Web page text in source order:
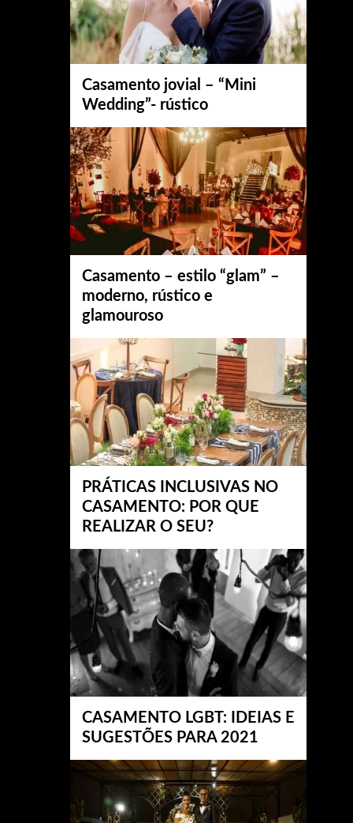
Casamento jovial – “Mini
Wedding”- rústico
Casamento – estilo “glam” –
moderno, rústico e
glamouroso
PRÁTICAS INCLUSIVAS NO
CASAMENTO: POR QUE
REALIZAR O SEU?
CASAMENTO LGBT: IDEIAS E
SUGESTÕES PARA 2021